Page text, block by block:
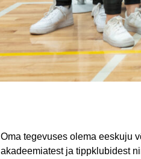
Oma tegevuses olema eeskuju
akadeemiatest ja tippklubidest